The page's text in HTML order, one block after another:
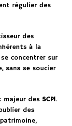
régulier des
des
à la
concentrer sur
sans se soucier
des SCPI.
des